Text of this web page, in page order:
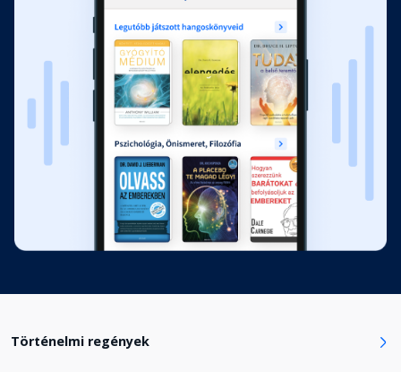
A nevetni való tréfa
Fejezet hossza: 00:07:23
A Szent Borbála végzete
Fejezet hossza: 00:12:41
A fogadott apa
Fejezet hossza: 00:26:13
Történelmi regények